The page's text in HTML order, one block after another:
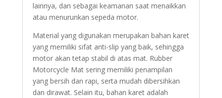
lainnya, dan sebagai keamanan saat menaikkan
atau menurunkan sepeda motor.
Material yang digunakan merupakan bahan karet
yang memiliki sifat anti-slip yang baik, sehingga
motor akan tetap stabil di atas mat. Rubber
Motorcycle Mat sering memiliki penampilan
yang bersih dan rapi, serta mudah dibersihkan
dan dirawat. Selain itu, bahan karet adalah